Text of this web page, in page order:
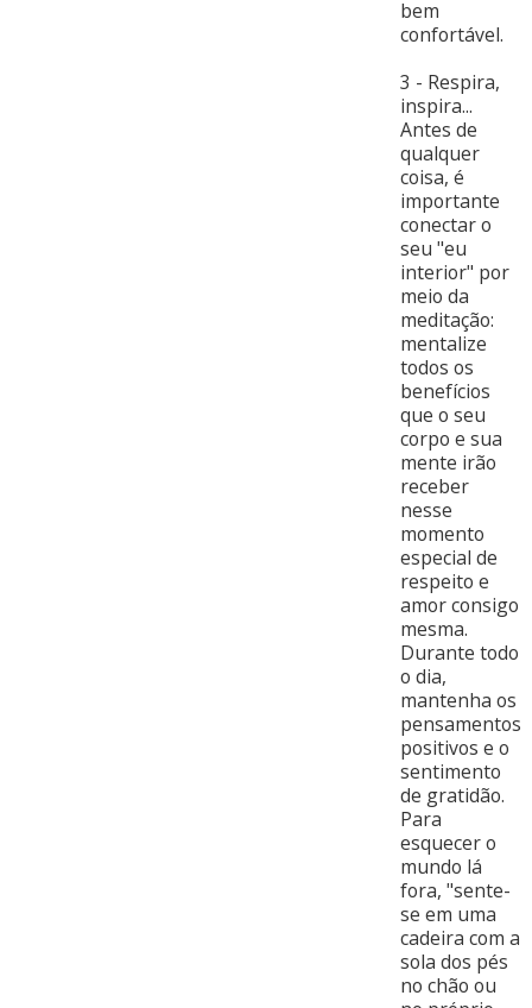
bem
confortável.
3 - Respira,
inspira...
Antes de
qualquer
coisa, é
importante
conectar o
seu "eu
interior" por
meio da
meditação:
mentalize
todos os
benefícios
que o seu
corpo e sua
mente irão
receber
nesse
momento
especial de
respeito e
amor consigo
mesma.
Durante todo
o dia,
mantenha os
pensamentos
positivos e o
sentimento
de gratidão.
Para
esquecer o
mundo lá
fora, "sente-
se em uma
cadeira com a
sola dos pés
no chão ou